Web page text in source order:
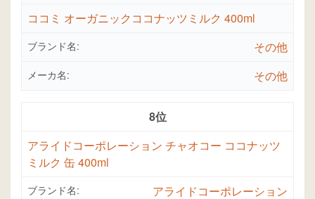
ココミ オーガニックココナッツミルク 400ml
ブランド名: その他
メーカ名: その他
8位
アライドコーポレーション チャオコー ココナッツ
ミルク 缶 400ml
ブランド名: アライドコーポレーション